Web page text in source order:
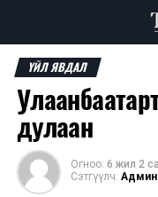
ҮЙЛ ЯВДАЛ
дулаан
Огноо: 6 жил 2
Сэтгүүлч: Админ